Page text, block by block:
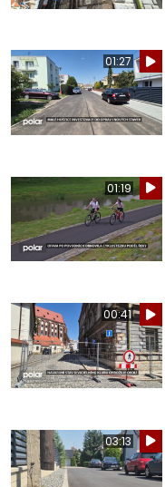
01:27
01:19
00:41
03:13